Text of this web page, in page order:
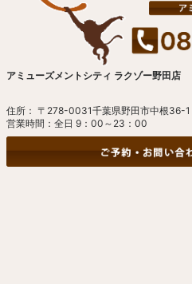
アミューズメントシティ ラクゾー野田店
住所： 〒278-0031千葉県野田市中根36-
営業時間：全日 9：00～23：00